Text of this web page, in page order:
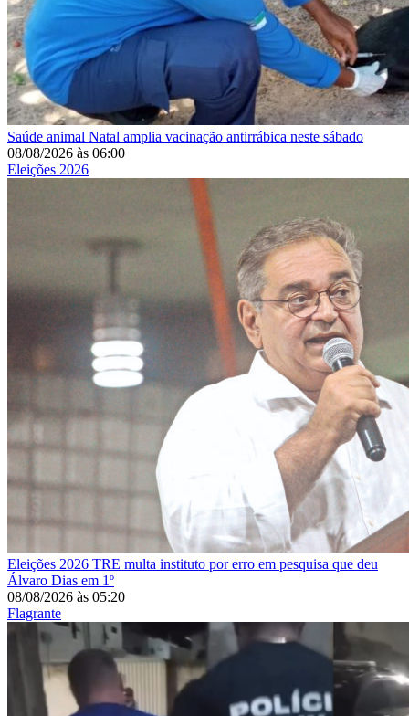
Saúde animal Natal amplia vacinação antirrábica neste sábado
08/08/2026 às 06:00
Eleições 2026
Eleições 2026 TRE multa instituto por erro em pesquisa que deu
Álvaro Dias em 1º
08/08/2026 às 05:20
Flagrante